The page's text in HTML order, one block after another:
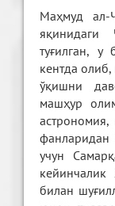
Маҳмуд ал-
яқинидаги
туғилган, у
кентда
ўқишни
машҳур
астрономия,
учун
билан